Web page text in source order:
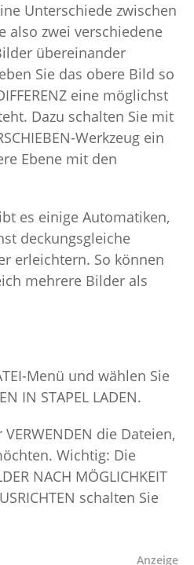
Unterschiede zwischen
also zwei verschiedene
übereinander
Sie das obere Bild so
eine möglichst
Dazu schalten Sie mit
Werkzeug ein
Ebene mit den
es einige Automatiken,
deckungsgleiche
erleichtern. So können
mehrere Bilder als
Menü und wählen Sie
IN STAPEL LADEN.
die Dateien,
Wichtig: Die
NACH MÖGLICHKEIT
schalten Sie